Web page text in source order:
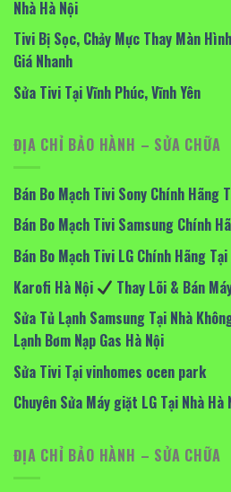
Nhà Hà Nội
Tivi Bị Sọc, Chảy Mực Thay Màn
Giá Nhanh
Sửa Tivi Tại Vĩnh Phúc, Vĩnh Yên
ĐỊA CHỈ BẢO HÀNH – SỬA CHỮA
Bán Bo Mạch Tivi Sony Chính Hãng
Bán Bo Mạch Tivi Samsung Chính
Bán Bo Mạch Tivi LG Chính Hãng
Karofi Hà Nội
Thay Lõi & Bán
Sửa Tủ Lạnh Samsung Tại Nhà
Lạnh Bơm Nạp Gas Hà Nội
Sửa Tivi Tại vinhomes ocen park
Chuyên Sửa Máy giặt LG Tại Nhà Hà
ĐỊA CHỈ BẢO HÀNH – SỬA CHỮA